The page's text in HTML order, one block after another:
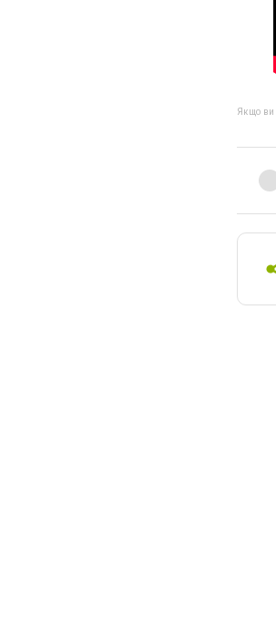
Якщо ви